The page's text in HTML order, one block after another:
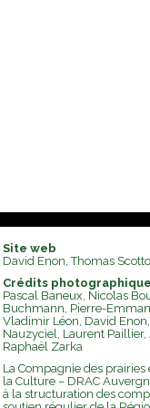
Site web
David Enon, Thomas
Crédits
Pascal Baneux, Nicolas
Buchmann, Pierre-
Vladimir Léon, David
Nauzyciel, Laurent Paillier,
Raphaël Zarka
La Compagnie des
la Culture – DRAC
à la structuration des